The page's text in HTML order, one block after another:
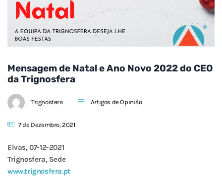
Mensagem de Natal e Ano Novo 2022 do CEO
da Trignosfera
Trignosfera Artigos de Opinião
7 de Dezembro, 2021
Elvas, 07-12-2021
Trignosfera, Sede
www.trignosfera.pt